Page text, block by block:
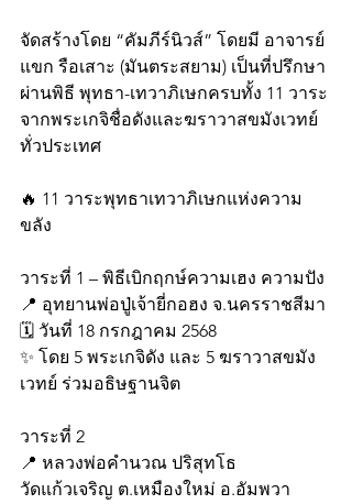
จัดสร้างโดย “คัมภีร์นิวส์” โดยมี อาจารย์
แขก รือเสาะ (มันตระสยาม) เป็นที่ปรึกษา
ผ่านพิธี พุทธา-เทวาภิเษกครบทั้ง 11 วาระ
จากพระเกจิชื่อดังและฆราวาสขมังเวทย์
ทั่วประเทศ
🔥 11 วาระพุทธาเทวาภิเษกแห่งความ
ขลัง
วาระที่ 1 – พิธีเบิกฤกษ์ความเฮง ความปัง
📍 อุทยานพ่อปู่เจ้ายี่กอฮง จ.นครราชสีมา
🗓️ วันที่ 18 กรกฎาคม 2568
✨ โดย 5 พระเกจิดัง และ 5 ฆราวาสขมัง
เวทย์ ร่วมอธิษฐานจิต
วาระที่ 2
📍 หลวงพ่อคำนวณ ปริสุทโธ
วัดแก้วเจริญ ต.เหมืองใหม่ อ.อัมพวา